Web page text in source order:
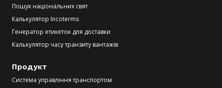
Пошук національних свят
Калькулятор Incoterms
Генератор етикеток для доставки
Калькулятор часу транзиту вантажів
Продукт
Система управління транспортом